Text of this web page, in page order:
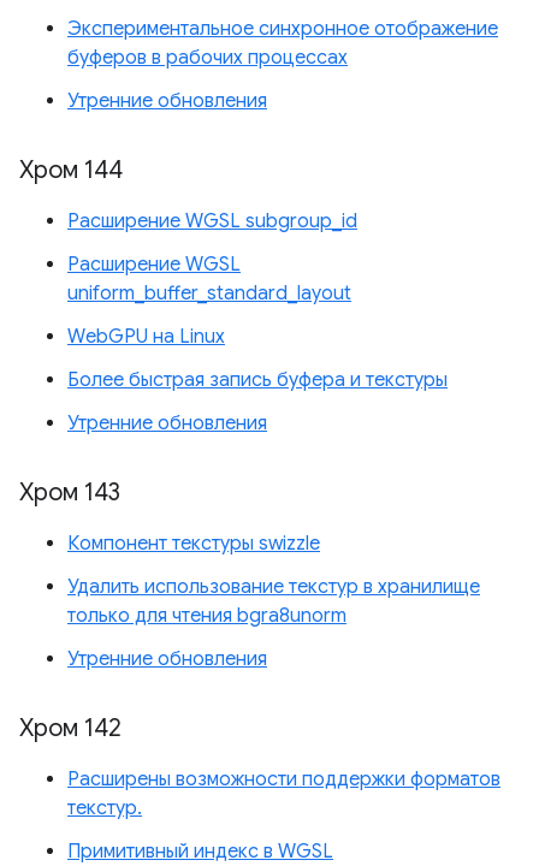
Экспериментальное синхронное отображение
буферов в рабочих процессах
Утренние обновления
Хром 144
Расширение WGSL subgroup_id
Расширение WGSL
uniform_buffer_standard_layout
WebGPU на Linux
Более быстрая запись буфера и текстуры
Утренние обновления
Хром 143
Компонент текстуры swizzle
Удалить использование текстур в хранилище
только для чтения bgra8unorm
Утренние обновления
Хром 142
Расширены возможности поддержки форматов
текстур.
Примитивный индекс в WGSL